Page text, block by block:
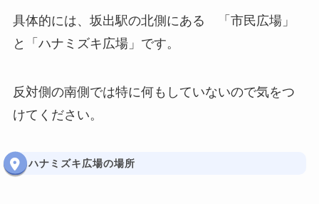
具体的には、坂出駅の北側にある 「市民広場」
と「ハナミズキ広場」です。
反対側の南側では特に何もしていないので気をつ
けてください。
ハナミズキ広場の場所